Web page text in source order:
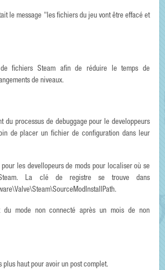
le message "les fichiers du jeu vont être effacé et
fichiers Steam afin de réduire le temps de
de niveaux.
du processus de debuggage pour le developpeurs
de placer un fichier de configuration dans leur
les devellopeurs de mods pour localiser où se
La clé de registre se trouve dans
du mode non connecté après un mois de non
plus haut pour avoir un post complet.